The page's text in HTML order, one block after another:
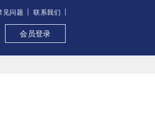
见问题 联系我们
会员登录